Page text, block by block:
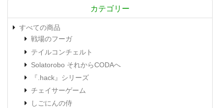
カテゴリー
すべての商品
戦場のフーガ
テイルコンチェルト
Solatorobo それからCODAへ
『.hack』シリーズ
チェイサーゲーム
しごにんの侍